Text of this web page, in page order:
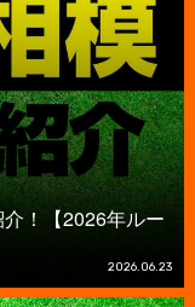
！【2026年ルー
2026.06.23